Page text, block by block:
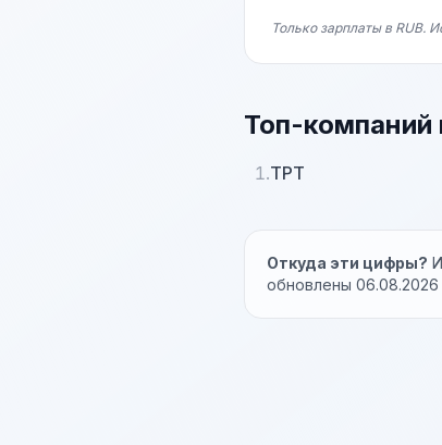
Только зарплаты в RUB.
Топ-компаний
1.ТРТ
Откуда эти цифры?
обновлены 06.08.2026